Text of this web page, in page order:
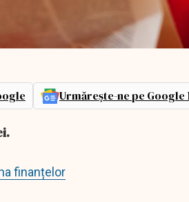
Urmărește-ne pe Google
finanțelor